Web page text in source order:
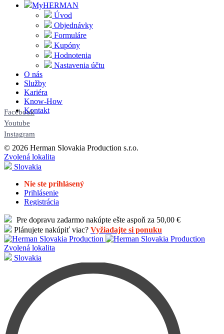
MyHERMAN
Úvod
Objednávky
Formuláre
Kupóny
Hodnotenia
Nastavenia účtu
O nás
Služby
Kariéra
Know-How
Kontakt
Facebook
Youtube
Instagram
© 2026 Herman Slovakia Production s.r.o.
Zvolená lokalita
Slovakia
Nie ste prihlásený
Prihlásenie
Registrácia
Pre dopravu zadarmo nakúpte ešte aspoň za 50,00 €
Plánujete nakúpiť viac? Vyžiadajte si ponuku
Zvolená lokalita
Slovakia